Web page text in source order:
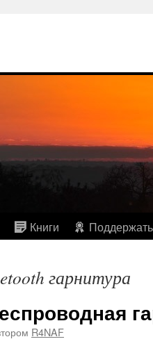
Книги Поддержать
гарнитура
R4NAF